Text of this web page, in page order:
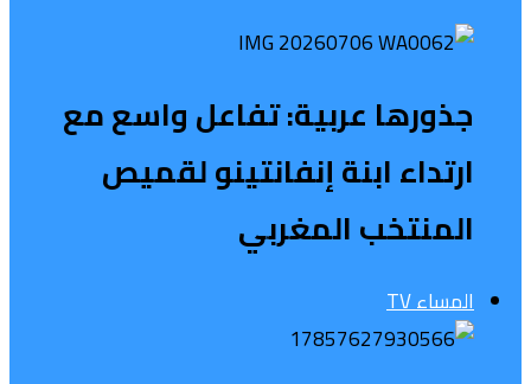
جذورها عربية: تفاعل واسع مع
ارتداء ابنة إنفانتينو لقميص
المنتخب المغربي
المساء TV